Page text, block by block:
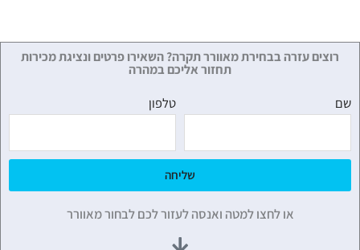
רוצים עזרה בבחירת מאוורר תקרה? השאירו פרטים ונציגת מכירות
תחזור אליכם במהרה
שם טלפון
שליחה
או לחצו למטה ואנסה לעזור לכם לבחור מאוורר